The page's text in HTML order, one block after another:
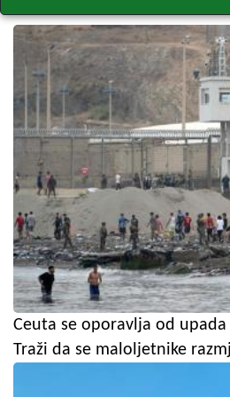
Ceuta se oporavlja od
Traži da se maloljetnike